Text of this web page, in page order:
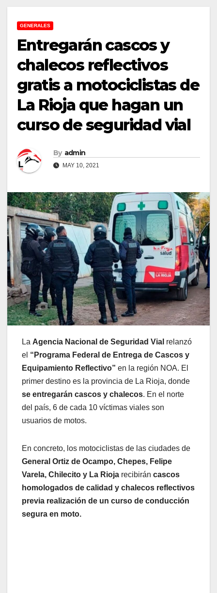
GENERALES
Entregarán cascos y
chalecos reflectivos
gratis a motociclistas de
La Rioja que hagan un
curso de seguridad vial
By admin
MAY 10, 2021
La Agencia Nacional de Seguridad Vial relanzó
el “Programa Federal de Entrega de Cascos y
Equipamiento Reflectivo” en la región NOA. El
primer destino es la provincia de La Rioja, donde
se entregarán cascos y chalecos. En el norte
del país, 6 de cada 10 víctimas viales son
usuarios de motos.
En concreto, los motociclistas de las ciudades de
General Ortiz de Ocampo, Chepes, Felipe
Varela, Chilecito y La Rioja recibirán cascos
homologados de calidad y chalecos reflectivos
previa realización de un curso de conducción
segura en moto.